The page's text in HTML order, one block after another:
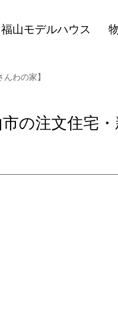
福山モデルハウス
わの家】
の注文住宅